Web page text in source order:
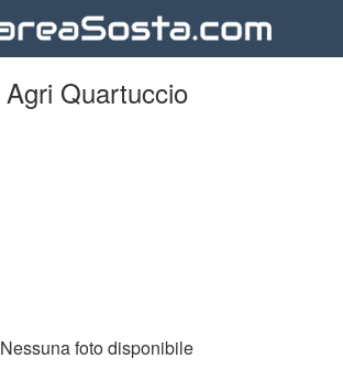
Agri Quartuccio
Nessuna foto disponibile